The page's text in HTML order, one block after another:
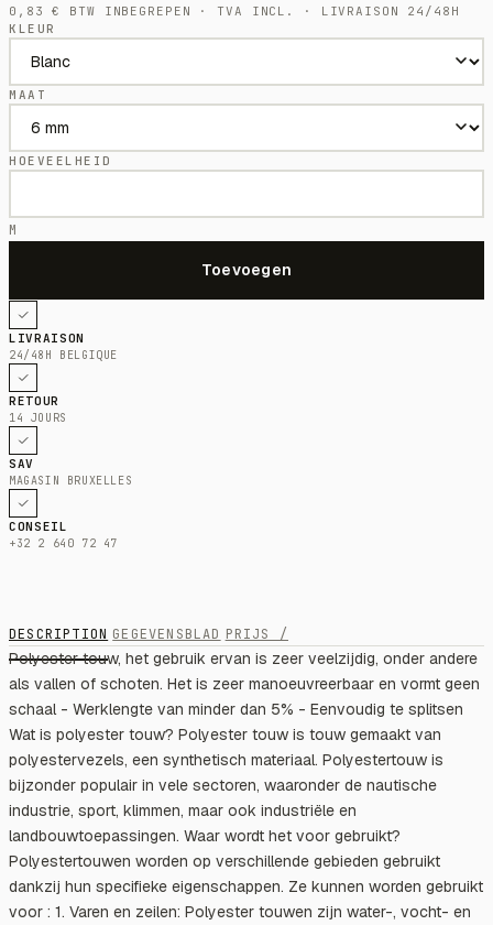
0,83€
BTW INBEGREPEN · TVA INCL. · LIVRAISON 24/48H
KLEUR
MAAT
HOEVEELHEID
M
LIVRAISON
24/48H BELGIQUE
RETOUR
14 JOURS
SAV
MAGASIN BRUXELLES
CONSEIL
+32 2 640 72 47
DESCRIPTION GEGEVENSBLAD PRIJS /
Polyester touw, het gebruik ervan is zeer veelzijdig, onder andere
als vallen of schoten. Het is zeer manoeuvreerbaar en vormt geen
schaal - Werklengte van minder dan 5% - Eenvoudig te splitsen
Wat is polyester touw? Polyester touw is touw gemaakt van
polyestervezels, een synthetisch materiaal. Polyestertouw is
bijzonder populair in vele sectoren, waaronder de nautische
industrie, sport, klimmen, maar ook industriële en
landbouwtoepassingen. Waar wordt het voor gebruikt?
Polyestertouwen worden op verschillende gebieden gebruikt
dankzij hun specifieke eigenschappen. Ze kunnen worden gebruikt
voor : 1. Varen en zeilen: Polyester touwen zijn water-, vocht- en